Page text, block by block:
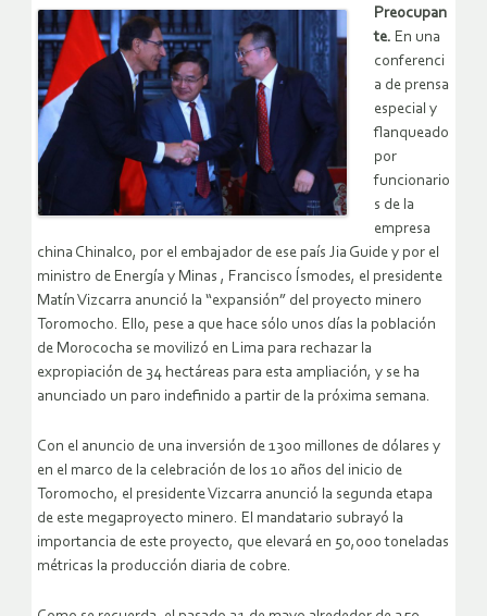
Preocupan
te. En una
conferenci
a de prensa
especial y
flanqueado
por
funcionario
s de la
empresa
china Chinalco, por el embajador de ese país Jia Guide y por el
ministro de Energía y Minas , Francisco Ísmodes, el presidente
Matín Vizcarra anunció la “expansión” del proyecto minero
Toromocho. Ello, pese a que hace sólo unos días la población
de Morococha se movilizó en Lima para rechazar la
expropiación de 34 hectáreas para esta ampliación, y se ha
anunciado un paro indefinido a partir de la próxima semana.
Con el anuncio de una inversión de 1300 millones de dólares y
en el marco de la celebración de los 10 años del inicio de
Toromocho, el presidente Vizcarra anunció la segunda etapa
de este megaproyecto minero. El mandatario subrayó la
importancia de este proyecto, que elevará en 50,000 toneladas
métricas la producción diaria de cobre.